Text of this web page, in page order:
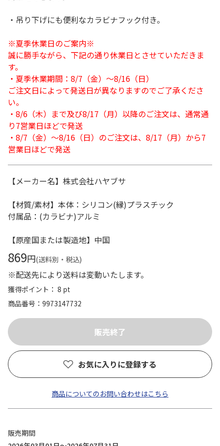
・吊り下げにも便利なカラビナフック付き。
※夏季休業日のご案内※
誠に勝手ながら、下記の通り休業日とさせていただきま
す。
・夏季休業期間：8/7（金）～8/16（日）
ご注文日によって発送日が異なりますのでご了承くださ
い。
・8/6（木）まで及び8/17（月）以降のご注文は、通常通
り7営業日ほどで発送
・8/7（金）～8/16（日）のご注文は、8/17（月）から7
営業日ほどで発送
【メーカー名】株式会社ハヤブサ
【材質/素材】本体：シリコン(縁)プラスチック
付属品：(カラビナ)アルミ
【原産国または製造地】中国
869円(送料別・税込)
※配送先により送料は変動いたします。
獲得ポイント： 8 pt
商品番号
9973147732
お気に入りに登録する
商品についてのお問い合わせはこちら
販売期間